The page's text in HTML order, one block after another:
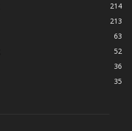
214
213
63
52
36
35